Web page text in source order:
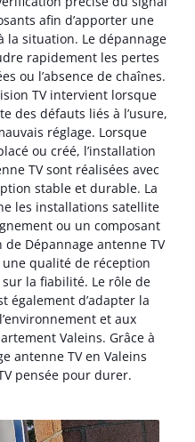
afin d’apporter une
la situation. Le dépannage
rapidement les pertes
ou l’absence de chaînes.
TV intervient lorsque
des défauts liés à l’usure,
réglage. Lorsque
ou créé, l’installation
TV sont réalisées avec
stable et durable. La
les installations satellite
ou un composant
Dépannage antenne TV
qualité de réception
la fiabilité. Le rôle de
également d’adapter la
et aux
Valeins. Grâce à
antenne TV en Valeins
pensée pour durer.